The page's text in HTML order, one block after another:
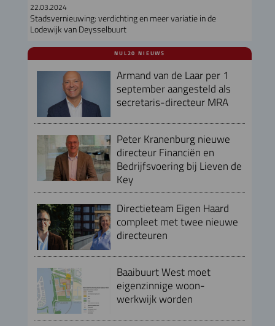
22.03.2024
Stadsvernieuwing: verdichting en meer variatie in de
Lodewijk van Deysselbuurt
NUL20 NIEUWS
Armand van de Laar per 1
september aangesteld als
secretaris-directeur MRA
Peter Kranenburg nieuwe
directeur Financiën en
Bedrijfsvoering bij Lieven de
Key
Directieteam Eigen Haard
compleet met twee nieuwe
directeuren
Baaibuurt West moet
eigenzinnige woon-
werkwijk worden